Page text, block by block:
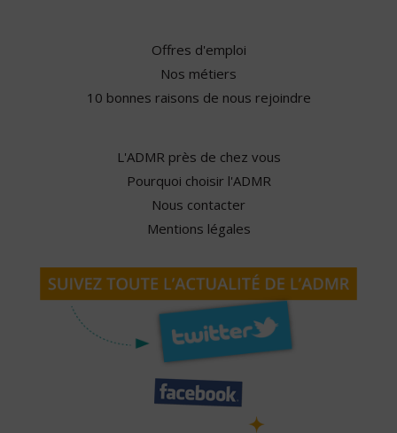
Offres d'emploi
Nos métiers
10 bonnes raisons de nous rejoindre
L'ADMR près de chez vous
Pourquoi choisir l'ADMR
Nous contacter
Mentions légales